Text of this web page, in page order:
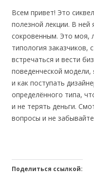
Всем привет! Это
полезной лекции. В
сокровенным. Это моя,
типология заказчиков,
встречаться и вести
поведенческой
и как поступать
определённого типа,
и не терять деньги.
вопросы и не
Поделиться ссылкой: